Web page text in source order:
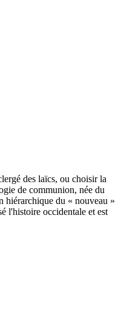
des laïcs, ou choisir la
de communion, née du
hiérarchique du « nouveau »
l'histoire occidentale et est